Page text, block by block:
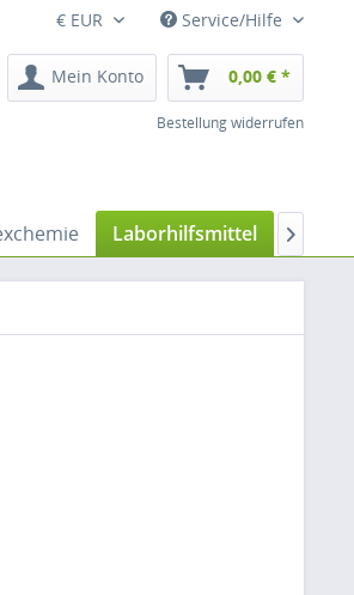
€ EUR Service/Hilfe
Mein Konto 0,00 € *
Bestellung widerrufen
Laborhilfsmittel 